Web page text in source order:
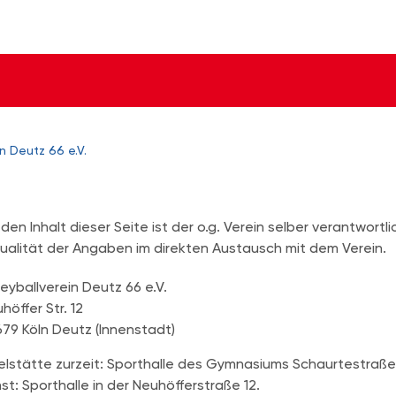
Deutz 66 e.V.
den Inhalt dieser Seite ist der o.g. Verein selber
der Angaben im direkten Austausch mit dem Verein.
Deutz 66 e.V.
Str. 12
Köln Deutz (Innenstadt)
zurzeit: Sporthalle des Gymnasiums
Sporthalle in der Neuhöfferstraße 12.